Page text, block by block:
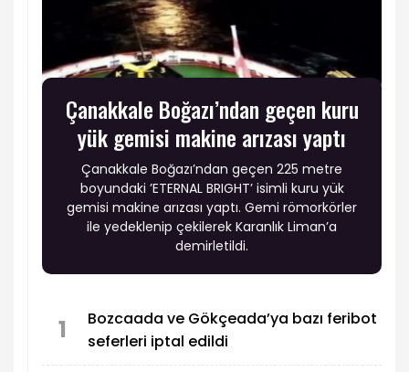
Çanakkale Boğazı’ndan geçen kuru
yük gemisi makine arızası yaptı
Çanakkale Boğazı’ndan geçen 225 metre
boyundaki ’ETERNAL BRIGHT’ isimli kuru yük
gemisi makine arızası yaptı. Gemi römorkörler
ile yedeklenip çekilerek Karanlık Liman’a
demirletildi.
1
Bozcaada ve Gökçeada’ya bazı feribot
seferleri iptal edildi